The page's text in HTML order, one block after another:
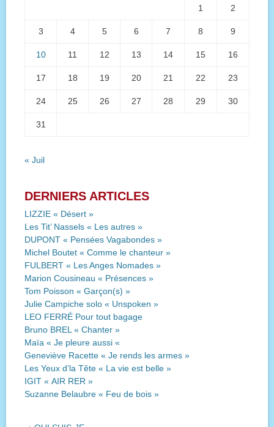
1 2
3 4 5 6 7 8 9
10 11 12 13 14 15 16
17 18 19 20 21 22 23
24 25 26 27 28 29 30
31
« Juil
DERNIERS ARTICLES
LIZZIE « Désert »
Les Tit’ Nassels « Les autres »
DUPONT « Pensées Vagabondes »
Michel Boutet « Comme le chanteur »
FULBERT « Les Anges Nomades »
Marion Cousineau « Présences »
Tom Poisson « Garçon(s) »
Julie Campiche solo « Unspoken »
LEO FERRÉ Pour tout bagage
Bruno BREL « Chanter »
Maïa « Je pleure aussi «
Geneviève Racette « Je rends les armes »
Les Yeux d’la Tête « La vie est belle »
IGIT « AIR RER »
Suzanne Belaubre « Feu de bois »